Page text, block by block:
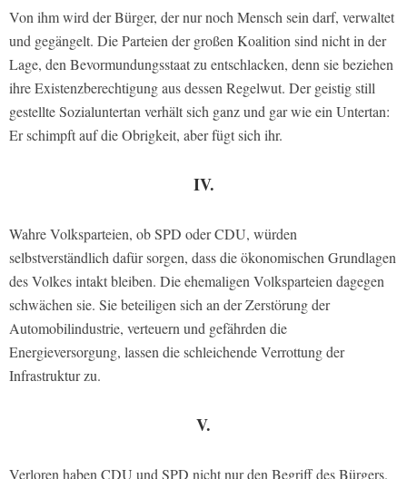
Von ihm wird der Bürger, der nur noch Mensch sein darf, verwaltet
und gegängelt. Die Parteien der großen Koalition sind nicht in der
Lage, den Bevormundungsstaat zu entschlacken, denn sie beziehen
ihre Existenzberechtigung aus dessen Regelwut. Der geistig still
gestellte Sozialuntertan verhält sich ganz und gar wie ein Untertan:
Er schimpft auf die Obrigkeit, aber fügt sich ihr.
IV.
Wahre Volksparteien, ob SPD oder CDU, würden
selbstverständlich dafür sorgen, dass die ökonomischen Grundlagen
des Volkes intakt bleiben. Die ehemaligen Volksparteien dagegen
schwächen sie. Sie beteiligen sich an der Zerstörung der
Automobilindustrie, verteuern und gefährden die
Energieversorgung, lassen die schleichende Verrottung der
Infrastruktur zu.
V.
Verloren haben CDU und SPD nicht nur den Begriff des Bürgers.